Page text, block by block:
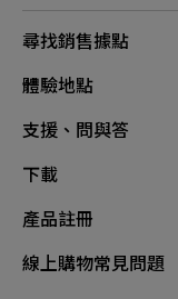
尋找銷售據點
體驗地點
支援、問與答
下載
產品註冊
線上購物常見問題